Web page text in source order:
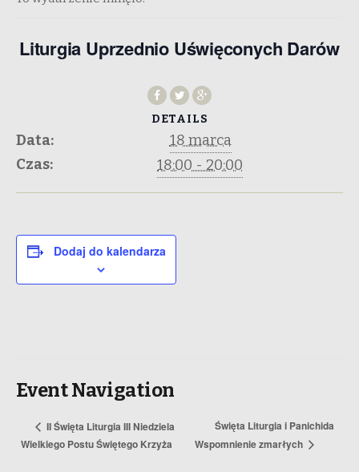
Liturgia Uprzednio Uświęconych Darów
DETAILS
Data:
18 marca
Czas:
18:00 - 20:00
Dodaj do kalendarza
Event Navigation
II Święta Liturgia III Niedziela
Wielkiego Postu Świętego Krzyża
Święta Liturgia i Panichida
Wspomnienie zmarłych